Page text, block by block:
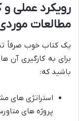
رویکرد عملی و
مطالعات
یک کتاب خوب صرفاً
برای به کارگیری آن
باشید که:
پروژه های